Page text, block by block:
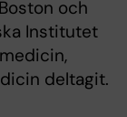
och
Institutet
deltagit.